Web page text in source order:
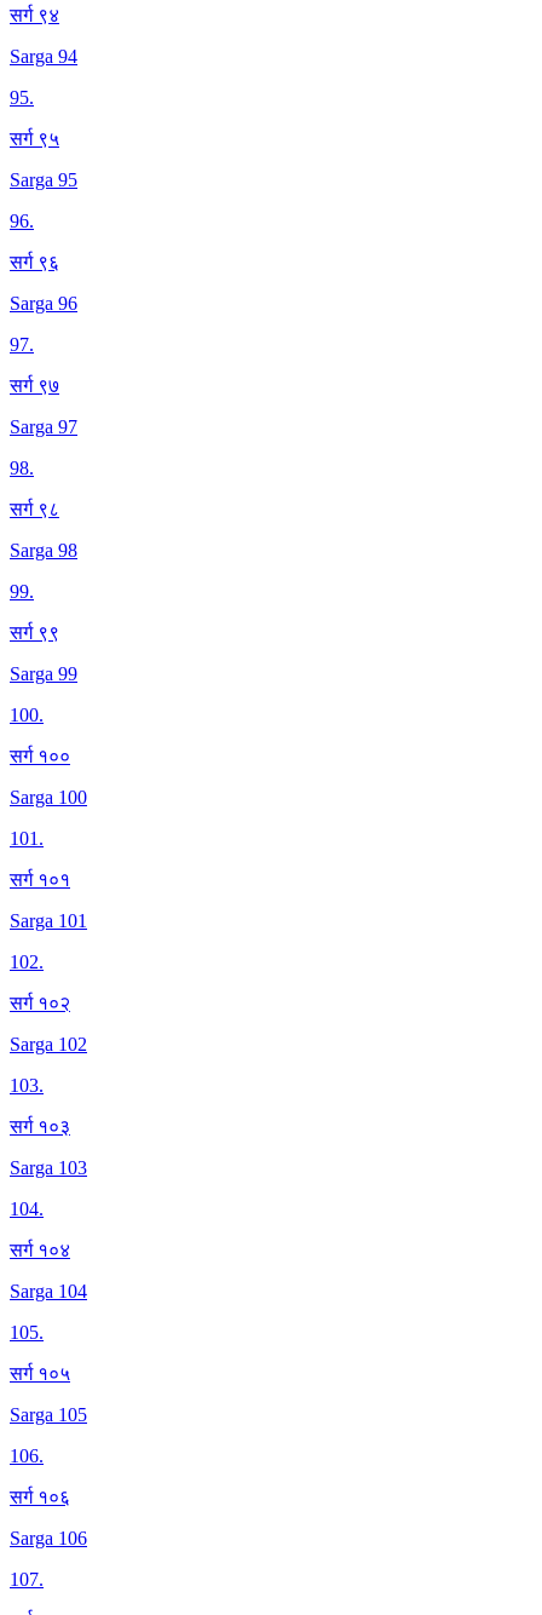
सर्ग ९४
Sarga 94
95.
सर्ग ९५
Sarga 95
96.
सर्ग ९६
Sarga 96
97.
सर्ग ९७
Sarga 97
98.
सर्ग ९८
Sarga 98
99.
सर्ग ९९
Sarga 99
100.
सर्ग १००
Sarga 100
101.
सर्ग १०१
Sarga 101
102.
सर्ग १०२
Sarga 102
103.
सर्ग १०३
Sarga 103
104.
सर्ग १०४
Sarga 104
105.
सर्ग १०५
Sarga 105
106.
सर्ग १०६
Sarga 106
107.